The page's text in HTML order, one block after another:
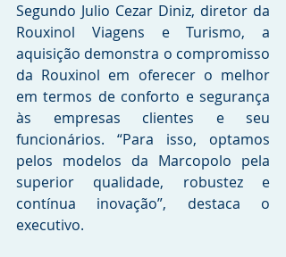
Segundo Julio Cezar Diniz, diretor da
Rouxinol Viagens e Turismo, a
aquisição demonstra o compromisso
da Rouxinol em oferecer o melhor
em termos de conforto e segurança
às empresas clientes e seu
funcionários. “Para isso, optamos
pelos modelos da Marcopolo pela
superior qualidade, robustez e
contínua inovação”, destaca o
executivo.